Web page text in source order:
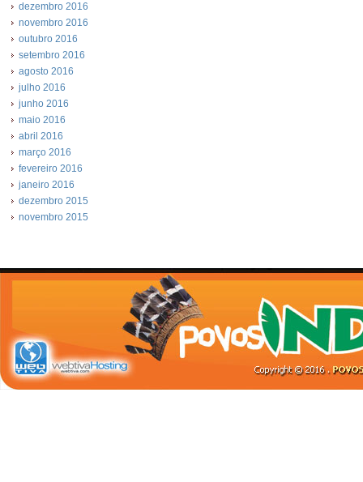
dezembro 2016
novembro 2016
outubro 2016
setembro 2016
agosto 2016
julho 2016
junho 2016
maio 2016
abril 2016
março 2016
fevereiro 2016
janeiro 2016
dezembro 2015
novembro 2015